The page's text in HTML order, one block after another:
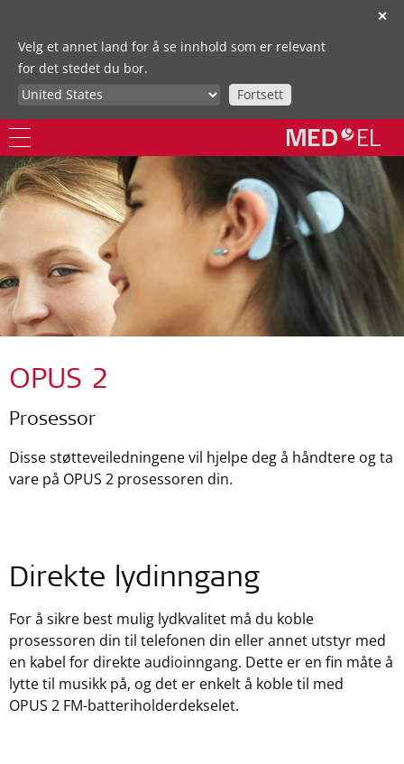
✕
Velg et annet land for å se innhold som er relevant
for det stedet du bor.
Fortsett
OPUS 2
Prosessor
Disse støtteveiledningene vil hjelpe deg å håndtere og ta
vare på OPUS 2 prosessoren din.
Direkte lydinngang
For å sikre best mulig lydkvalitet må du koble
prosessoren din til telefonen din eller annet utstyr med
en kabel for direkte audioinngang. Dette er en fin måte å
lytte til musikk på, og det er enkelt å koble til med
OPUS 2 FM-batteriholderdekselet.